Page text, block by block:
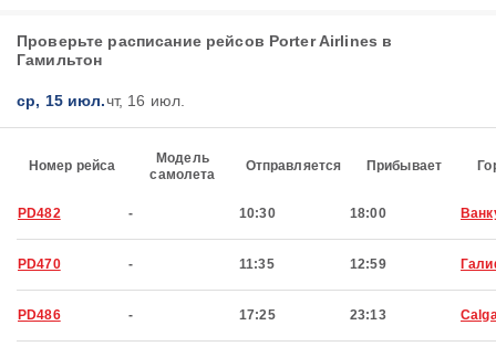
Проверьте расписание рейсов Porter Airlines в
Гамильтон
ср, 15 июл.чт, 16 июл.
Номер рейса
Модель
самолета
Отправляется Прибывает
PD482 - 10:30 18:00
PD470 - 11:35 12:59
PD486 - 17:25 23:13